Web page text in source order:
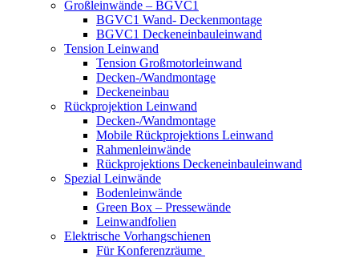
Großleinwände – BGVC1
BGVC1 Wand- Deckenmontage
BGVC1 Deckeneinbauleinwand
Tension Leinwand
Tension Großmotorleinwand
Decken-/Wandmontage
Deckeneinbau
Rückprojektion Leinwand
Decken-/Wandmontage
Mobile Rückprojektions Leinwand
Rahmenleinwände
Rückprojektions Deckeneinbauleinwand
Spezial Leinwände
Bodenleinwände
Green Box – Pressewände
Leinwandfolien
Elektrische Vorhangschienen
Für Konferenzräume